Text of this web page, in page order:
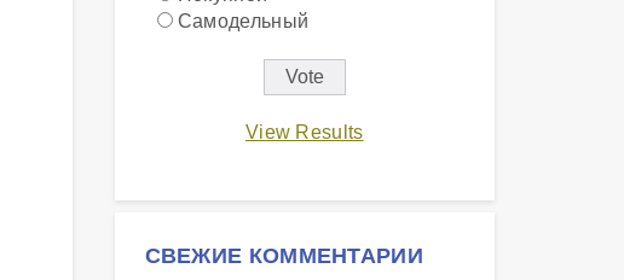
Самодельный
View Results
СВЕЖИЕ КОММЕНТАРИИ